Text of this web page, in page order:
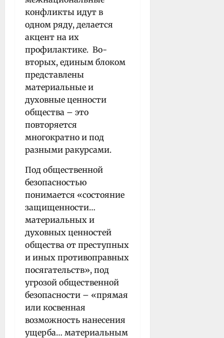
конфликты идут в
одном ряду, делается
акцент на их
профилактике. Во-
вторых, единым блоком
представлены
материальные и
духовные ценности
общества – это
повторяется
многократно и под
разными ракурсами.
Под общественной
безопасностью
понимается «состояние
защищенности…
материальных и
духовных ценностей
общества от преступных
и иных противоправных
посягательств», под
угрозой общественной
безопасности – «прямая
или косвенная
возможность нанесения
ущерба… материальным